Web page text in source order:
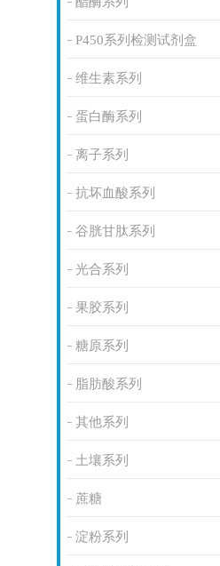
P450系列检测试剂盒
维生素系列
蛋白酶系列
离子系列
抗坏血酸系列
谷胱甘肽系列
光合系列
果胶系列
糖原系列
脂肪酸系列
其他系列
土壤系列
蔗糖
淀粉系列